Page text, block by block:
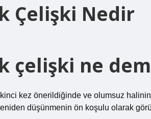
Çelişki Nedir
çelişki ne
kez önerildiğinde ve olumsuz halinin
düşünmenin ön koşulu olarak